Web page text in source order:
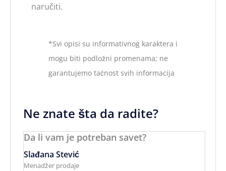
naručiti.
*Svi opisi su informativnog karaktera i
mogu biti podložni promenama; ne
garantujemo tačnost svih informacija
Ne znate šta da radite?
Da li vam je potreban savet?
Slađana Stević
Menadžer prodaje